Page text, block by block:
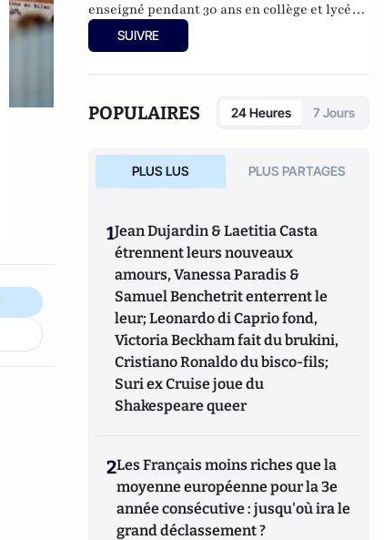
enseigné pendant 30 ans en collège et lycée.
Passionné de voyages et de sciences
humaines, il se consacre maintenant à
sur l’éducation des enfants, les relations
hommes-femmes... A déjà publié aux
dérives / Rendre un père à l’enfant roi".
SUIVRE
POPULAIRES 24 Heures 7 Jours
PLUS LUS PLUS PARTAGES
1Jean Dujardin & Laetitia Casta
étrennent leurs nouveaux
amours, Vanessa Paradis &
Samuel Benchetrit enterrent le
leur; Leonardo di Caprio fond,
Victoria Beckham fait du brukini,
Cristiano Ronaldo du bisco-fils;
Suri ex Cruise joue du
Shakespeare queer
2Les Français moins riches que la
moyenne européenne pour la 3e
année consécutive : jusqu'où ira le
grand déclassement ?